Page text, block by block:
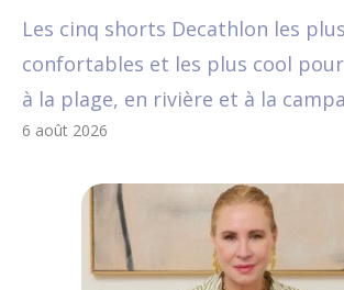
Les cinq shorts Decathlon les plus
confortables et les plus cool
à la plage, en rivière et à la
6 août 2026